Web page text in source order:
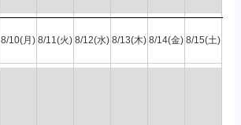
8/10(月) 8/11(火) 8/12(水) 8/13(木) 8/14(金) 8/15(土)